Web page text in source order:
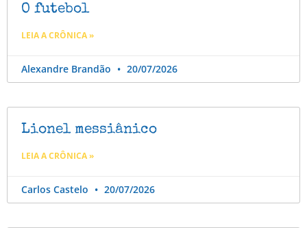
O futebol
LEIA A CRÔNICA »
Alexandre Brandão 20/07/2026
Lionel messiânico
LEIA A CRÔNICA »
Carlos Castelo 20/07/2026